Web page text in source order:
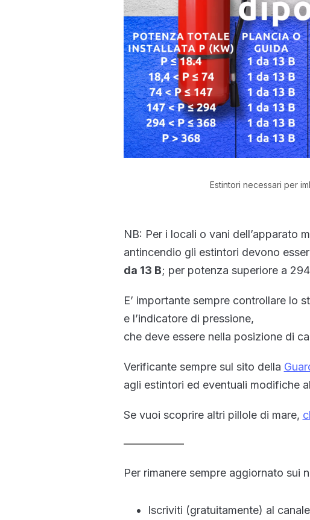
Estintori necessari per
NB: Per i locali o vani dell’apparato
antincendio gli estintori devono
da 13 B; per potenza superiore a
E’ importante sempre controllare lo
e l’indicatore di pressione,
che deve essere nella posizione di
Verificante sempre sul sito della
agli estintori ed eventuali modifiche
Se vuoi scoprire altri pillole di mare,
Per rimanere sempre aggiornato sui
Iscriviti (gratuitamente) al canale